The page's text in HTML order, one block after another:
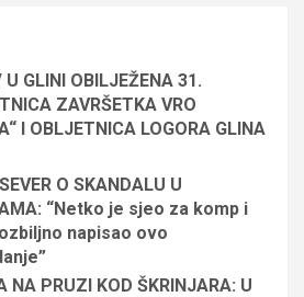
U GLINI OBILJEŽENA 31.
ZAVRŠETKA VRO
I OBLJETNICA LOGORA GLINA
O SKANDALU U
“Netko je sjeo za komp i
napisao ovo
NA PRUZI KOD ŠKRINJARA: U